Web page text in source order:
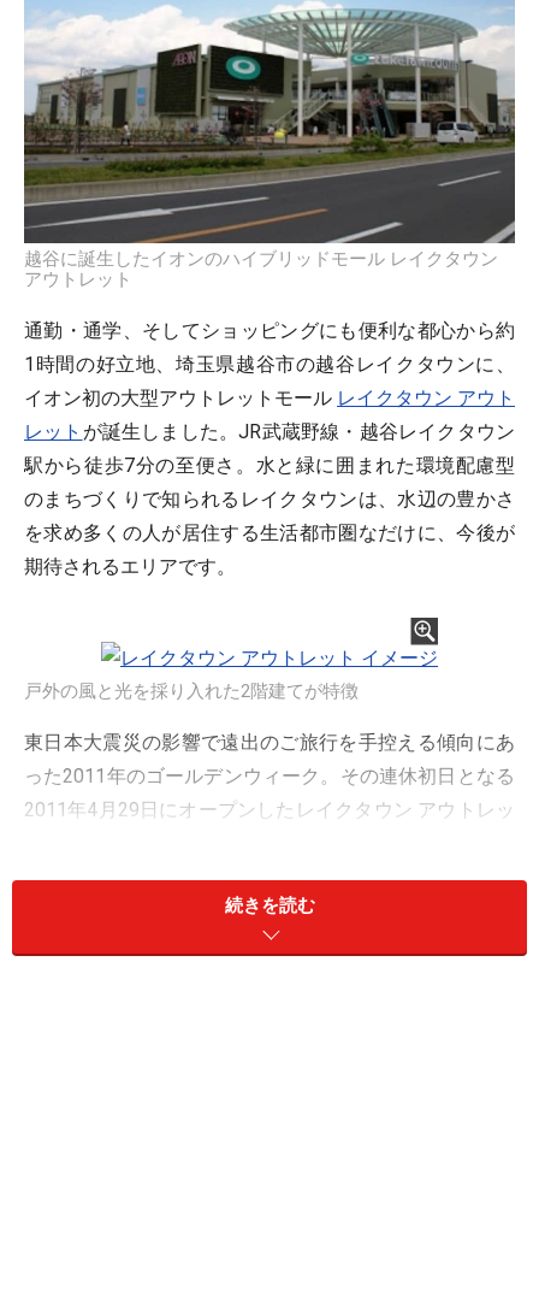
越谷に誕生したイオンのハイブリッドモール レイクタウン
アウトレット
通勤・通学、そしてショッピングにも便利な都心から約
1時間の好立地、埼玉県越谷市の越谷レイクタウンに、
イオン初の大型アウトレットモール レイクタウン アウト
レット が誕生しました。JR武蔵野線・越谷レイクタウン
駅から徒歩7分の至便さ。水と緑に囲まれた環境配慮型
のまちづくりで知られるレイクタウンは、水辺の豊かさ
を求め多くの人が居住する生活都市圏なだけに、今後が
期待されるエリアです。
戸外の風と光を採り入れた2階建てが特徴
東日本大震災の影響で遠出のご旅行を手控える傾向にあ
った2011年のゴールデンウィーク。その連休初日となる
2011年4月29日にオープンしたレイクタウン アウトレッ
し、日本経済復興のシンボルになりました。
レイクタウン アウトレットは、湖に面した約7万5千平米
続きを読む